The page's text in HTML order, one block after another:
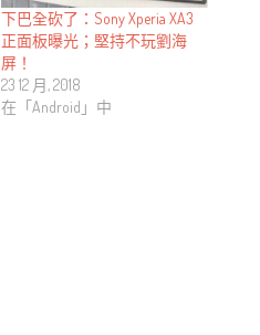
下巴全砍了：Sony Xperia XA3
正面板曝光；堅持不玩劉海
屏！
23 12 月, 2018
在「Android」中